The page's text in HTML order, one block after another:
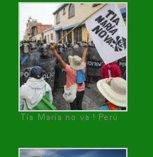
Tía María no va ! Perú